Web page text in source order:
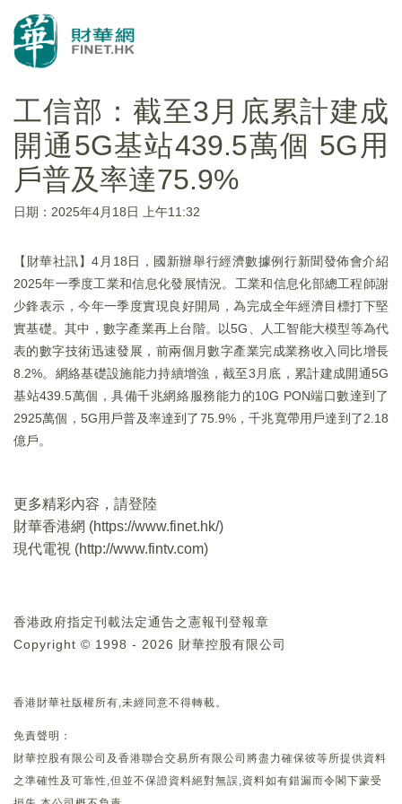
工信部：截至3月底累計建成
開通5G基站439.5萬個 5G用
戶普及率達75.9%
日期：2025年4月18日 上午11:32
【財華社訊】4月18日，國新辦舉行經濟數據例行新聞發佈會介紹
2025年一季度工業和信息化發展情況。工業和信息化部總工程師謝
少鋒表示，今年一季度實現良好開局，為完成全年經濟目標打下堅
實基礎。其中，數字產業再上台階。以5G、人工智能大模型等為代
表的數字技術迅速發展，前兩個月數字產業完成業務收入同比增長
8.2%。網絡基礎設施能力持續增強，截至3月底，累計建成開通5G
基站439.5萬個，具備千兆網絡服務能力的10G PON端口數達到了
2925萬個，5G用戶普及率達到了75.9%，千兆寬帶用戶達到了2.18
億戶。
更多精彩內容，請登陸
財華香港網 (https://www.finet.hk/)
現代電視 (http://www.fintv.com)
香港政府指定刊載法定通告之憲報刊登報章
Copyright © 1998 - 2026 財華控股有限公司
香港財華社版權所有,未經同意不得轉載。
免責聲明：
財華控股有限公司及香港聯合交易所有限公司將盡力確保彼等所提供資料
之準確性及可靠性,但並不保證資料絕對無誤,資料如有錯漏而令閣下蒙受